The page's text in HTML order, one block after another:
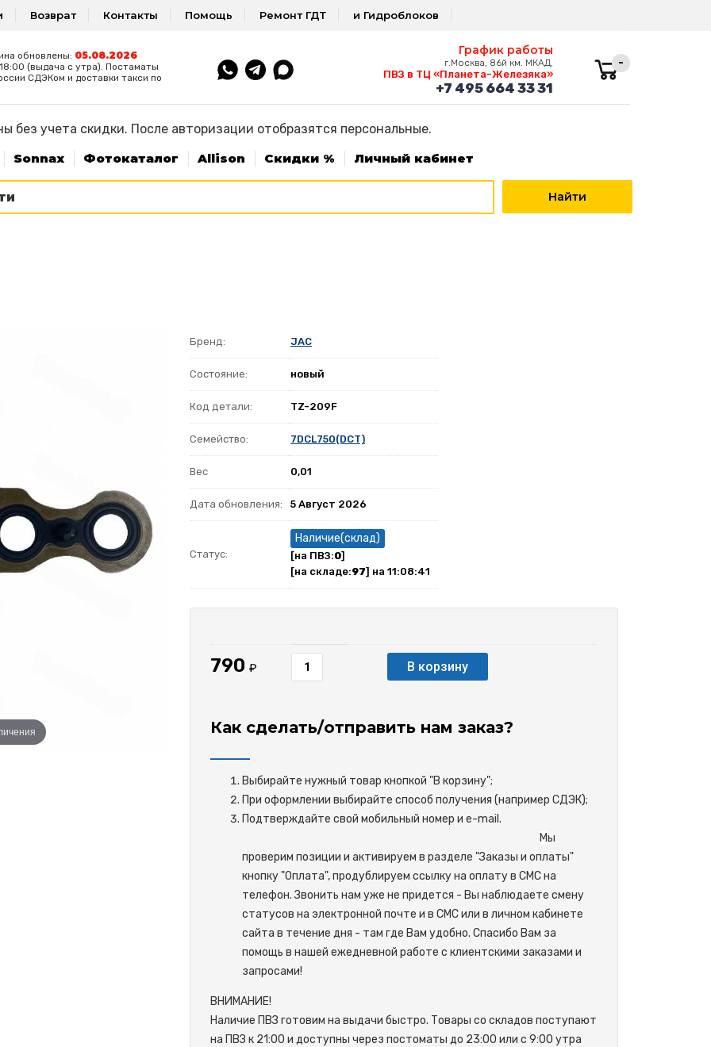
Возврат Контакты Помощь Ремонт ГДТ и Гидроблоков
обновлены: 05.08.2026
(выдача с утра). Постаматы
СДЭКом и доставки такси по
График работы
г.Москва, 86й км. МКАД,
ПВЗ в ТЦ «Планета-Железяка»
+7 495 664 33 31
-
без учета скидки. После авторизации отобразятся персональные.
Sonnax Фотокаталог Allison Скидки % Личный кабинет
Бренд: JAC
Состояние: новый
Код детали: TZ-209F
Семейство: 7DCL750(DCT)
Вес 0,01
Дата обновления: 5 Август 2026
Статус:
Наличие(склад)
[на ПВЗ:0]
[на складе:97] на 11:08:41
790 ₽ В корзину
Как сделать/отправить нам заказ?
Выбирайте нужный товар кнопкой "В корзину";
При оформлении выбирайте способ получения (например СДЭК);
Подтверждайте свой мобильный номер и e-mail.
Мы
проверим позиции и активируем в разделе "Заказы и оплаты"
кнопку "Оплата", продублируем ссылку на оплату в СМС на
телефон. Звонить нам уже не придется - Вы наблюдаете смену
статусов на электронной почте и в СМС или в личном кабинете
сайта в течение дня - там где Вам удобно. Спасибо Вам за
помощь в нашей ежедневной работе с клиентскими заказами и
запросами!
ВНИМАНИЕ!
Наличие ПВЗ готовим на выдачи быстро. Товары со складов поступают
на ПВЗ к 21:00 и доступны через постоматы до 23:00 или с 9:00 утра